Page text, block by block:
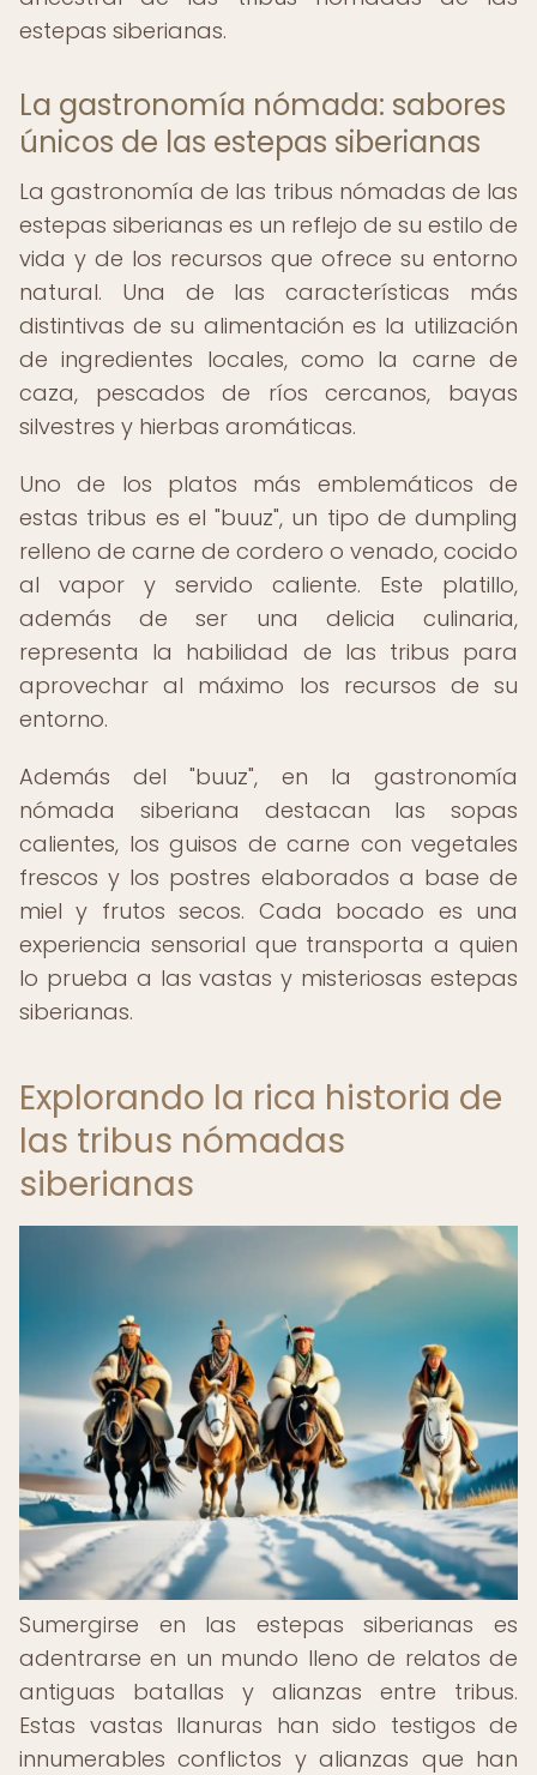
estepas siberianas.
La gastronomía nómada: sabores
únicos de las estepas siberianas
La gastronomía de las tribus nómadas de las
estepas siberianas es un reflejo de su estilo de
vida y de los recursos que ofrece su entorno
natural. Una de las características más
distintivas de su alimentación es la utilización
de ingredientes locales, como la carne de
caza, pescados de ríos cercanos, bayas
silvestres y hierbas aromáticas.
Uno de los platos más emblemáticos de
estas tribus es el "buuz", un tipo de dumpling
relleno de carne de cordero o venado, cocido
al vapor y servido caliente. Este platillo,
además de ser una delicia culinaria,
representa la habilidad de las tribus para
aprovechar al máximo los recursos de su
entorno.
Además del "buuz", en la gastronomía
nómada siberiana destacan las sopas
calientes, los guisos de carne con vegetales
frescos y los postres elaborados a base de
miel y frutos secos. Cada bocado es una
experiencia sensorial que transporta a quien
lo prueba a las vastas y misteriosas estepas
siberianas.
Explorando la rica historia de
las tribus nómadas
siberianas
Sumergirse en las estepas siberianas es
adentrarse en un mundo lleno de relatos de
antiguas batallas y alianzas entre tribus.
Estas vastas llanuras han sido testigos de
innumerables conflictos y alianzas que han